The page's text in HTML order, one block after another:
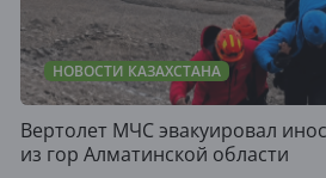
НОВОСТИ КАЗАХСТАНА
Вертолет МЧС эвакуировал
из гор Алматинской области